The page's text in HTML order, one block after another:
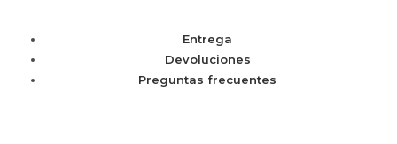
Entrega
Devoluciones
Preguntas frecuentes